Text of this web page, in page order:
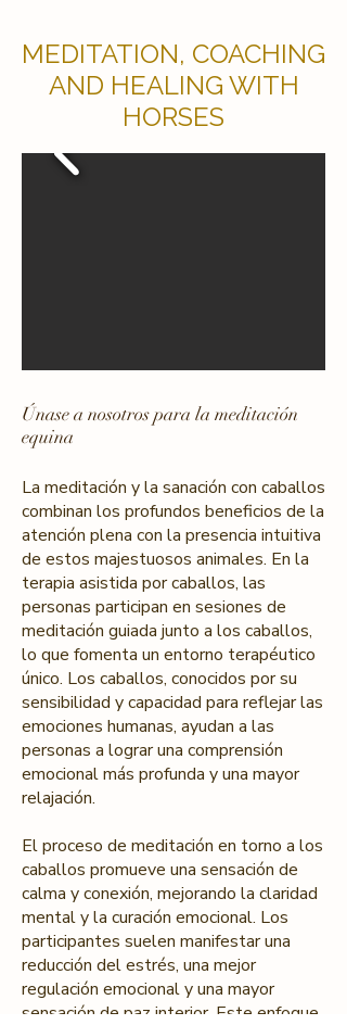
MEDITATION, COACHING
AND HEALING WITH
HORSES
Únase a nosotros para la meditación
equina
La meditación y la sanación con caballos
combinan los profundos beneficios de la
atención plena con la presencia intuitiva
de estos majestuosos animales. En la
terapia asistida por caballos, las
personas participan en sesiones de
meditación guiada junto a los caballos,
lo que fomenta un entorno terapéutico
único. Los caballos, conocidos por su
sensibilidad y capacidad para reflejar las
emociones humanas, ayudan a las
personas a lograr una comprensión
emocional más profunda y una mayor
relajación.
El proceso de meditación en torno a los
caballos promueve una sensación de
calma y conexión, mejorando la claridad
mental y la curación emocional. Los
participantes suelen manifestar una
reducción del estrés, una mejor
regulación emocional y una mayor
sensación de paz interior. Este enfoque